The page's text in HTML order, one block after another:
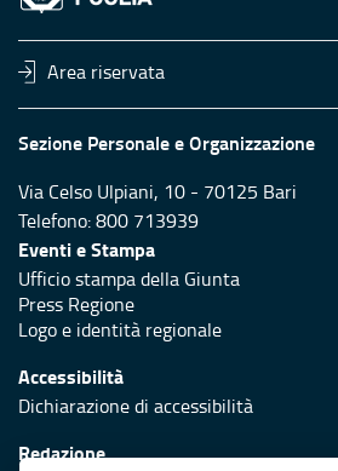
Area riservata
Sezione Personale e Organizzazione
Via Celso Ulpiani, 10 - 70125 Bari
Telefono: 800 713939
Eventi e Stampa
Ufficio stampa della Giunta
Press Regione
Logo e identità regionale
Accessibilità
Dichiarazione di accessibilità
Redazione